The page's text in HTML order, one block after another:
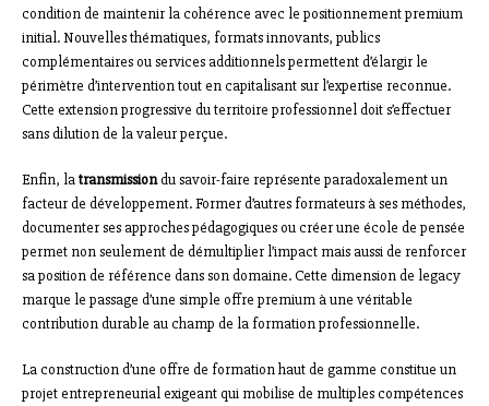
condition de maintenir la cohérence avec le positionnement premium
initial. Nouvelles thématiques, formats innovants, publics
complémentaires ou services additionnels permettent d’élargir le
périmètre d’intervention tout en capitalisant sur l’expertise reconnue.
Cette extension progressive du territoire professionnel doit s’effectuer
sans dilution de la valeur perçue.
Enfin, latransmissiondu savoir-faire représente paradoxalement un
facteur de développement. Former d’autres formateurs à ses méthodes,
documenter ses approches pédagogiques ou créer une école de pensée
permet non seulement de démultiplier l’impact mais aussi de renforcer
sa position de référence dans son domaine. Cette dimension de legacy
marque le passage d’une simple offre premium à une véritable
contribution durable au champ de la formation professionnelle.
La construction d’une offre de formation haut de gamme constitue un
projet entrepreneurial exigeant qui mobilise de multiples compétences